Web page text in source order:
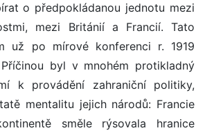
o předpokládanou jednotu mezi
mezi Británií a Francií. Tato
už po mírové konferenci r. 1919
byl v mnohém protikladný
k provádění zahraniční politiky,
mentalitu jejich národů: Francie
směle rýsovala hranice